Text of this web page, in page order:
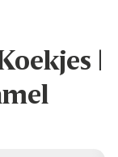
|